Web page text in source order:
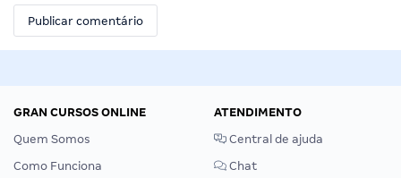
GRAN CURSOS ONLINE
Quem Somos
Como Funciona
ATENDIMENTO
Central de ajuda
Chat